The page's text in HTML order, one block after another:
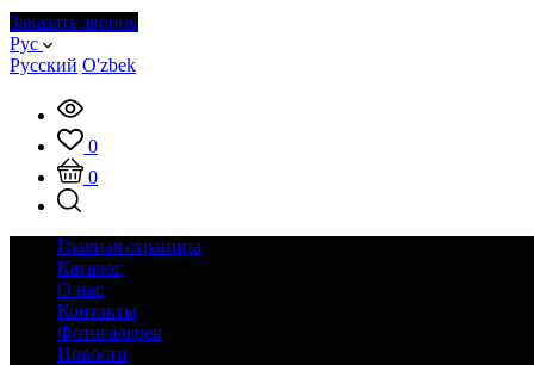
Заказать звонок
Рус
Русский O'zbek
0
0
Главная страница
Каталог
О нас
Контакты
Фотогалерея
Новости